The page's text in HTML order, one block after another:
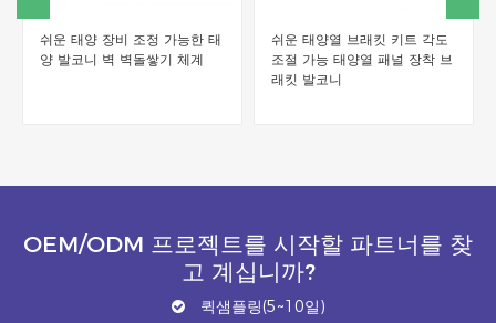
쉬운 태양 장비 조정 가능한 태
양 발코니 벽 벽돌쌓기 체계
쉬운 태양열 브래킷 키트 각도
조절 가능 태양열 패널 장착 브
래킷 발코니
OEM/ODM 프로젝트를 시작할 파트너를 찾
고 계십니까?
퀵샘플링(5~10일)